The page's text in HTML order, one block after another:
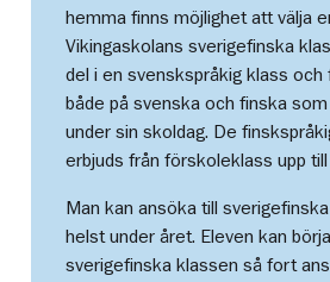
hemma finns möjlighet att välja
Vikingaskolans sverigefinska
del i en svenskspråkig klass och
både på svenska och finska som
under sin skoldag. De
erbjuds från förskoleklass upp
Man kan ansöka till
helst under året. Eleven kan
sverigefinska klassen så fort